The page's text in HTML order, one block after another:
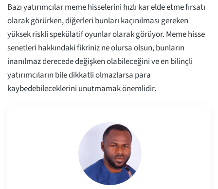
Bazı yatırımcılar meme hisselerini hızlı kar elde etme fırsatı
olarak görürken, diğerleri bunları kaçınılması gereken
yüksek riskli spekülatif oyunlar olarak görüyor. Meme hisse
senetleri hakkındaki fikriniz ne olursa olsun, bunların
inanılmaz derecede değişken olabileceğini ve en bilinçli
yatırımcıların bile dikkatli olmazlarsa para
kaybedebileceklerini unutmamak önemlidir.